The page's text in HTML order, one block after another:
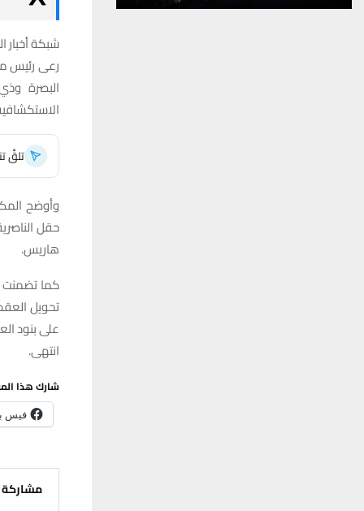
شبكة أخبار
رعى رئيس
البصرة
تلقَّ
وأوضح
حقل
هاريس.
كما تضمنت
تحويل
على بنود
انتهى.
شارك هذا
فيس
مشاركة